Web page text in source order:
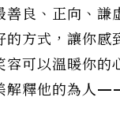
善良、正向、謙
的方式，讓你感
容可以溫暖你的
解釋他的為人